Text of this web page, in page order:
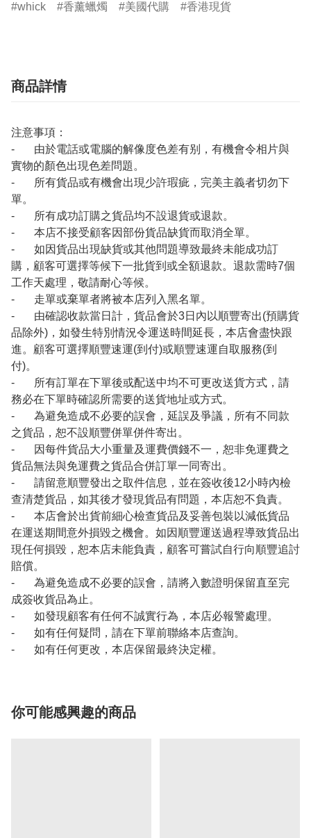
whick 香薰蠟燭 美國代購 香港現貨
商品詳情
注意事項：
- 由於電話或電腦的解像度色差有别，有機會令相片與
實物的顏色出現色差問題。
- 所有貨品或有機會出現少許瑕疵，完美主義者切勿下
單。
- 所有成功訂購之貨品均不設退貨或退款。
- 本店不接受顧客因部份貨品缺貨而取消全單。
- 如因貨品出現缺貨或其他問題導致最終未能成功訂
購，顧客可選擇等候下一批貨到或全額退款。退款需時7個
工作天處理，敬請耐心等候。
- 走單或棄單者將被本店列入黑名單。
- 由確認收款當日計，貨品會於3日內以順豐寄出(預購貨
品除外)，如發生特別情況令運送時間延長，本店會盡快跟
進。顧客可選擇順豐速運(到付)或順豐速運自取服務(到
付)。
- 所有訂單在下單後或配送中均不可更改送貨方式，請
務必在下單時確認所需要的送貨地址或方式。
- 為避免造成不必要的誤會，延誤及爭議，所有不同款
之貨品，恕不設順豐併單併件寄出。
- 因每件貨品大小重量及運費價錢不一，恕非免運費之
貨品無法與免運費之貨品合併訂單一同寄出。
- 請留意順豐發出之取件信息，並在簽收後12小時內檢
查清楚貨品，如其後才發現貨品有問題，本店恕不負責。
- 本店會於出貨前細心檢查貨品及妥善包裝以減低貨品
在運送期間意外損毀之機會。如因順豐運送過程導致貨品出
現任何損毀，恕本店未能負責，顧客可嘗試自行向順豐追討
賠償。
- 為避免造成不必要的誤會，請將入數證明保留直至完
成簽收貨品為止。
- 如發現顧客有任何不誠實行為，本店必報警處理。
- 如有任何疑問，請在下單前聯絡本店查詢。
- 如有任何更改，本店保留最終決定權。
你可能感興趣的商品